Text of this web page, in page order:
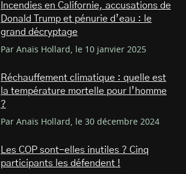
Incendies en Californie, accusations de
Donald Trump et pénurie d’eau : le
grand décryptage
Par Anaïs Hollard, le 10 janvier 2025
Réchauffement climatique : quelle est
la température mortelle pour l’homme
?
Par Anaïs Hollard, le 30 décembre 2024
Les COP sont-elles inutiles ? Cinq
participants les défendent !